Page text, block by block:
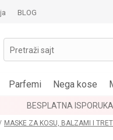
BLOG
Pretraži sajt
Parfemi Nega kose
BESPLATNA
MASKE ZA KOSU, BALZAMI I